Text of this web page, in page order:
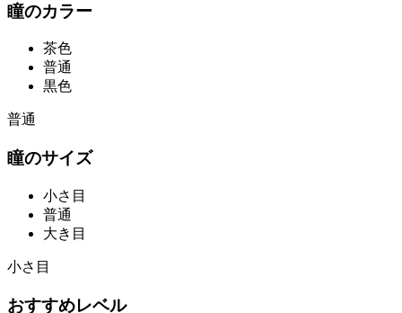
瞳のカラー
茶色
普通
黒色
普通
瞳のサイズ
小さ目
普通
大き目
小さ目
おすすめレベル